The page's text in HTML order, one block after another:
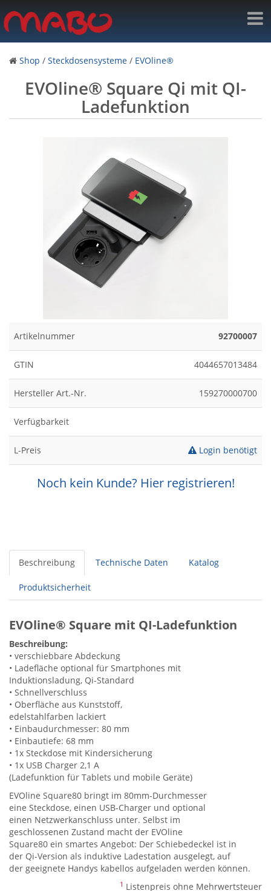
Shop / Steckdosensysteme / EVOline®
EVOline® Square Qi mit QI-
Ladefunktion
Artikelnummer 92700007
GTIN 4044657013484
Hersteller Art.-Nr. 159270000700
Verfügbarkeit
L-Preis Login benötigt
Noch kein Kunde? Hier registrieren!
Beschreibung Technische Daten Katalog
Produktsicherheit
EVOline® Square mit QI-Ladefunktion
Beschreibung:
• verschiebbare Abdeckung
• Ladefläche optional für Smartphones mit
Induktionsladung, Qi-Standard
• Schnellverschluss
• Oberfläche aus Kunststoff,
edelstahlfarben lackiert
• Einbaudurchmesser: 80 mm
• Einbautiefe: 68 mm
• 1x Steckdose mit Kindersicherung
• 1x USB Charger 2,1 A
(Ladefunktion für Tablets und mobile Geräte)
EVOline Square80 bringt im 80mm-Durchmesser
eine Steckdose, einen USB-Charger und optional
einen Netzwerkanschluss unter. Selbst im
geschlossenen Zustand macht der EVOline
Square80 ein smartes Angebot: Der Schiebedeckel ist in
der Qi-Version als induktive Ladestation ausgelegt, auf
der geeignete Handys kabellos aufgeladen werden können.
1 Listenpreis ohne Mehrwertsteuer